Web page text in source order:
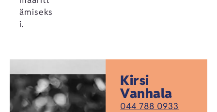
ämiseks
i.
Kirsi
Vanhala
044 788 0933